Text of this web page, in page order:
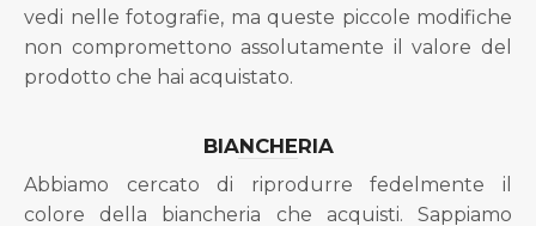
vedi nelle fotografie, ma queste piccole modifiche
non compromettono assolutamente il valore del
prodotto che hai acquistato.
BIANCHERIA
Abbiamo cercato di riprodurre fedelmente il
colore della biancheria che acquisti. Sappiamo